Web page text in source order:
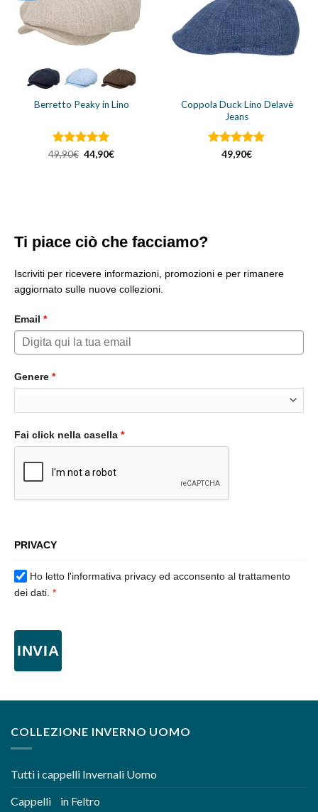
Berretto Peaky in Lino
Valutato
49,90€ Il
prezzo
44,90€Il
Coppola Duck Lino Delavè
Jeans
Valutato5
49,90€
Ti piace ciò che facciamo?
Iscriviti per ricevere informazioni, promozioni e per rimanere
aggiornato sulle nuove collezioni.
Email *
Genere *
Fai click nella casella *
PRIVACY
Ho letto l'informativa privacy ed acconsento al trattamento
dei dati. *
INVIA
COLLEZIONE INVERNO UOMO
Tutti i cappelli Invernali Uomo
Cappelli in Feltro